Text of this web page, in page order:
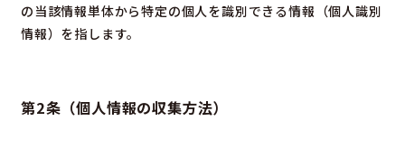
の当該情報単体から特定の個人を識別できる情報（個人識別
情報）を指します。
第2条（個人情報の収集方法）